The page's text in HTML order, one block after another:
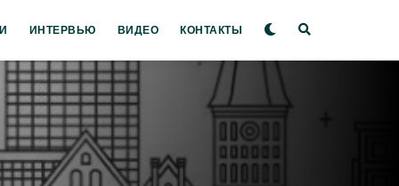
ИНТЕРВЬЮ ВИДЕО КОНТАКТЫ